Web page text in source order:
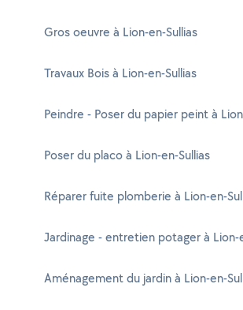
Gros oeuvre à Lion-en-Sullias
Travaux Bois à Lion-en-Sullias
Peindre - Poser du papier peint à
Poser du placo à Lion-en-Sullias
Réparer fuite plomberie à Lion-en-
Jardinage - entretien potager à Lion-
Aménagement du jardin à Lion-en-